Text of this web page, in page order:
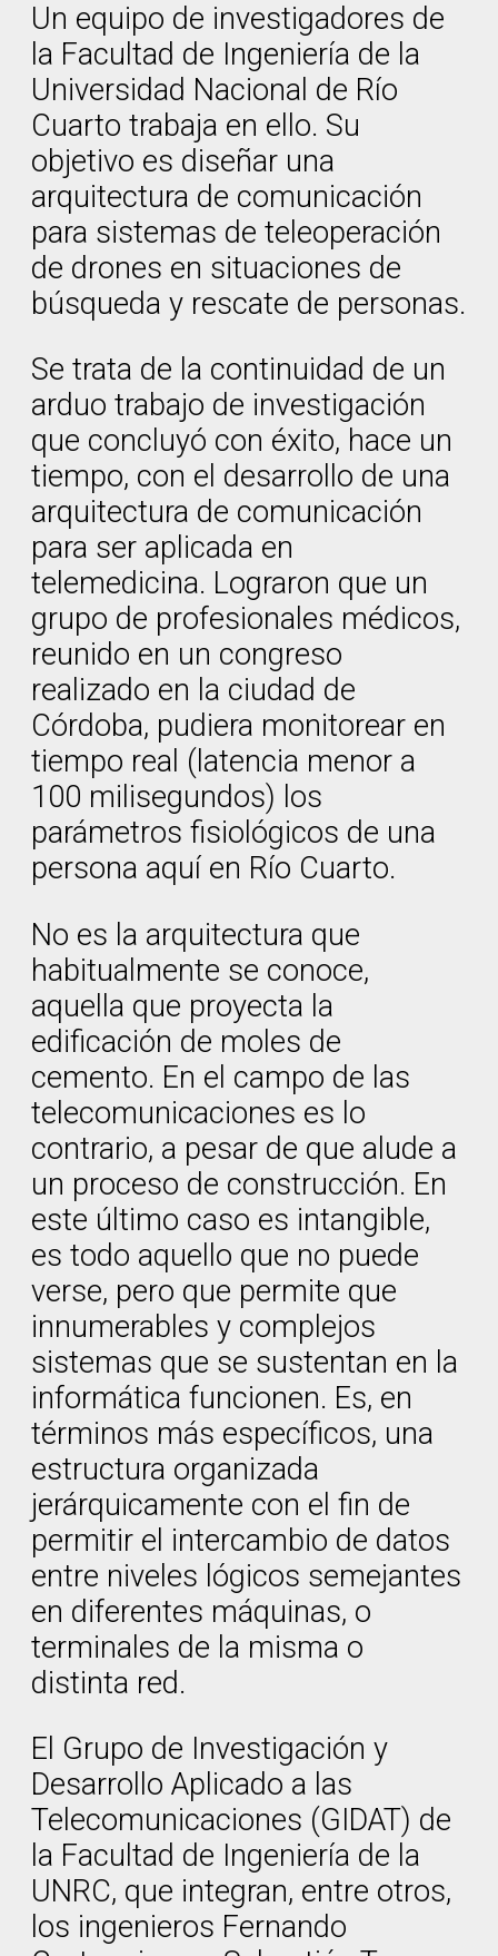
Un equipo de investigadores de
la Facultad de Ingeniería de la
Universidad Nacional de Río
Cuarto trabaja en ello. Su
objetivo es diseñar una
arquitectura de comunicación
para sistemas de teleoperación
de drones en situaciones de
búsqueda y rescate de personas.
Se trata de la continuidad de un
arduo trabajo de investigación
que concluyó con éxito, hace un
tiempo, con el desarrollo de una
arquitectura de comunicación
para ser aplicada en
telemedicina. Lograron que un
grupo de profesionales médicos,
reunido en un congreso
realizado en la ciudad de
Córdoba, pudiera monitorear en
tiempo real (latencia menor a
100 milisegundos) los
parámetros fisiológicos de una
persona aquí en Río Cuarto.
No es la arquitectura que
habitualmente se conoce,
aquella que proyecta la
edificación de moles de
cemento. En el campo de las
telecomunicaciones es lo
contrario, a pesar de que alude a
un proceso de construcción. En
este último caso es intangible,
es todo aquello que no puede
verse, pero que permite que
innumerables y complejos
sistemas que se sustentan en la
informática funcionen. Es, en
términos más específicos, una
estructura organizada
jerárquicamente con el fin de
permitir el intercambio de datos
entre niveles lógicos semejantes
en diferentes máquinas, o
terminales de la misma o
distinta red.
El Grupo de Investigación y
Desarrollo Aplicado a las
Telecomunicaciones (GIDAT) de
la Facultad de Ingeniería de la
UNRC, que integran, entre otros,
los ingenieros Fernando